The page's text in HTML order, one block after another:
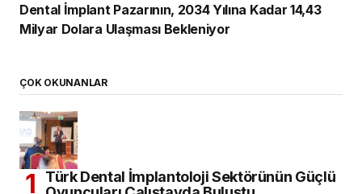
Dental İmplant Pazarının, 2034 Yılına Kadar 14,43
Milyar Dolara Ulaşması Bekleniyor
ÇOK OKUNANLAR
Türk Dental İmplantoloji Sektörünün Güçlü